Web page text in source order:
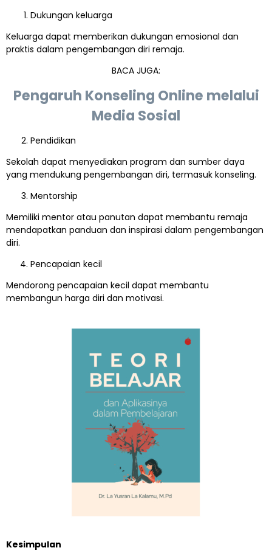
Dukungan keluarga
Keluarga dapat memberikan dukungan emosional dan
praktis dalam pengembangan diri remaja.
BACA JUGA:
Pengaruh Konseling Online melalui
Media Sosial
Pendidikan
Sekolah dapat menyediakan program dan sumber daya
yang mendukung pengembangan diri, termasuk konseling.
Mentorship
Memiliki mentor atau panutan dapat membantu remaja
mendapatkan panduan dan inspirasi dalam pengembangan
diri.
Pencapaian kecil
Mendorong pencapaian kecil dapat membantu
membangun harga diri dan motivasi.
Kesimpulan